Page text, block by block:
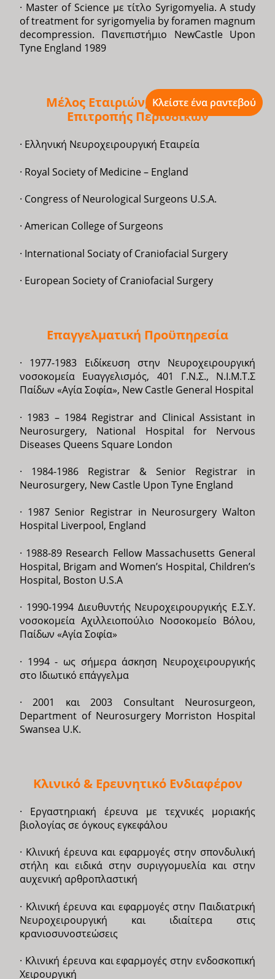
· Master of Science με τίτλο Syrigomyelia. A study
of treatment for syrigomyelia by foramen magnum
decompression. Πανεπιστήμιο NewCastle Upon
Tyne England 1989
Μέλος Εταιριών, Συντακτικής
Επιτροπής Περιοδικών
· Ελληνική Νευροχειρουργική Εταιρεία
· Royal Society of Medicine – England
· Congress of Neurological Surgeons U.S.A.
· American College of Surgeons
· International Sociaty of Craniofacial Surgery
· European Society of Craniofacial Surgery
Επαγγελματική Προϋπηρεσία
· 1977-1983 Ειδίκευση στην Νευροχειρουργική
νοσοκομεία Ευαγγελισμός, 401 Γ.Ν.Σ., Ν.Ι.Μ.Τ.Σ
Παίδων «Αγία Σοφία», New Castle General Hospital
· 1983 – 1984 Registrar and Clinical Assistant in
Neurosurgery, National Hospital for Nervous
Diseases Queens Square London
· 1984-1986 Registrar & Senior Registrar in
Neurosurgery, New Castle Upon Tyne England
· 1987 Senior Registrar in Neurosurgery Walton
Hospital Liverpool, England
· 1988-89 Research Fellow Massachusetts General
Hospital, Brigam and Women’s Hospital, Children’s
Hospital, Boston U.S.A
· 1990-1994 Διευθυντής Νευροχειρουργικής E.Σ.Υ.
νοσοκομεία Αχιλλειοπούλιο Νοσοκομείο Βόλου,
Παίδων «Αγία Σοφία»
· 1994 - ως σήμερα άσκηση Νευροχειρουργικής
στο Ιδιωτικό επάγγελμα
· 2001 και 2003 Consultant Neurosurgeon,
Department of Neurosurgery Morriston Hospital
Swansea U.K.
Κλινικό & Ερευνητικό Ενδιαφέρον
· Εργαστηριακή έρευνα με τεχνικές μοριακής
βιολογίας σε όγκους εγκεφάλου
· Κλινική έρευνα και εφαρμογές στην σπονδυλική
στήλη και ειδικά στην συριγγομυελία και στην
αυχενική αρθροπλαστική
· Κλινική έρευνα και εφαρμογές στην Παιδιατρική
Νευροχειρουργική και ιδιαίτερα στις
κρανιοσυνοστεώσεις
· Κλινική έρευνα και εφαρμογές στην ενδοσκοπική
Χειρουργική
Κλείστε ένα ραντεβού